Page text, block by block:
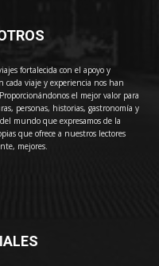
fortalecida con el apoyo y
cada viaje y experiencia nos han
el mejor valor para
personas, historias, gastronomía y
mundo que expresamos de la
que ofrece a nuestros lectores
mejores.